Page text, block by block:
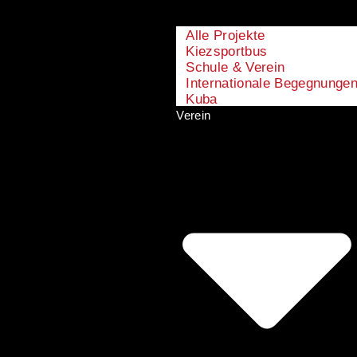
Alle Projekte
Kiezsportbus
Schule & Verein
Internationale
Kuba
Verein